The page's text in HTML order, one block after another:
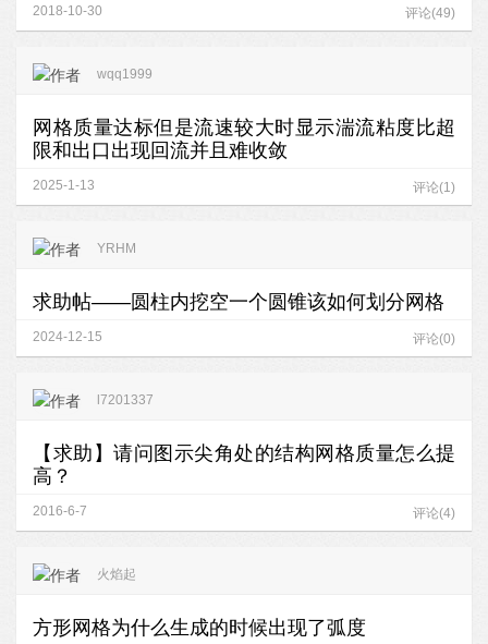
2018-10-30 评论(49)
wqq1999
网格质量达标但是流速较大时显示湍流粘度比超
限和出口出现回流并且难收敛
2025-1-13 评论(1)
YRHM
求助帖——圆柱内挖空一个圆锥该如何划分网格
2024-12-15 评论(0)
l7201337
【求助】请问图示尖角处的结构网格质量怎么提
高？
2016-6-7 评论(4)
火焰起
方形网格为什么生成的时候出现了弧度